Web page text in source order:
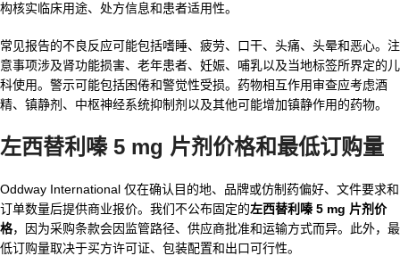
构核实临床用途、处方信息和患者适用性。
常见报告的不良反应可能包括嗜睡、疲劳、口干、头痛、头晕和恶心。注
意事项涉及肾功能损害、老年患者、妊娠、哺乳以及当地标签所界定的儿
科使用。警示可能包括困倦和警觉性受损。药物相互作用审查应考虑酒
精、镇静剂、中枢神经系统抑制剂以及其他可能增加镇静作用的药物。
左西替利嗪 5 mg 片剂价格和最低订购量
Oddway International 仅在确认目的地、品牌或仿制药偏好、文件要求和
订单数量后提供商业报价。我们不公布固定的左西替利嗪 5 mg 片剂价
格，因为采购条款会因监管路径、供应商批准和运输方式而异。此外，最
低订购量取决于买方许可证、包装配置和出口可行性。